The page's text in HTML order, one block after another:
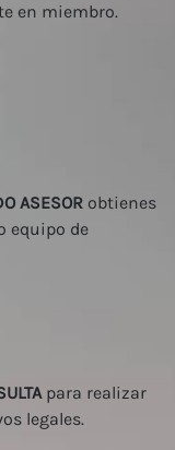
en miembro.
ASESORobtienes
equipo de
para realizar
legales.